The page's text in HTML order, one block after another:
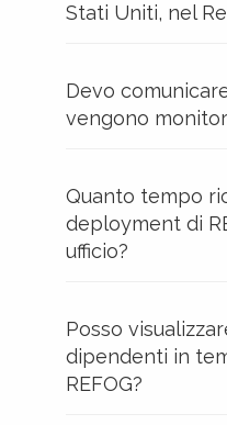
Stati Uniti, nel
Devo
vengono
Quanto tempo
deployment di
ufficio?
Posso
dipendenti in
REFOG?